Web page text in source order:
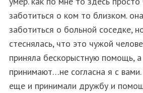
заботиться о ком то близком.
заботиться о больной соседке,
стеснялась, что это чужой
приняла бескорыстную помощь, а
принимают…не согласна я с
еще и принимали дружбу и